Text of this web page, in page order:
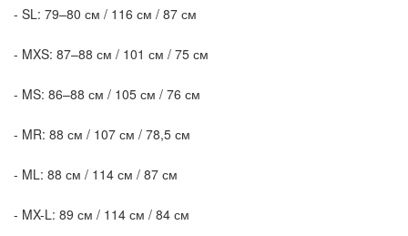
- SL: 79–80 см / 116 см / 87 см
- MXS: 87–88 см / 101 см / 75 см
- MS: 86–88 см / 105 см / 76 см
- MR: 88 см / 107 см / 78,5 см
- ML: 88 см / 114 см / 87 см
- MX-L: 89 см / 114 см / 84 см